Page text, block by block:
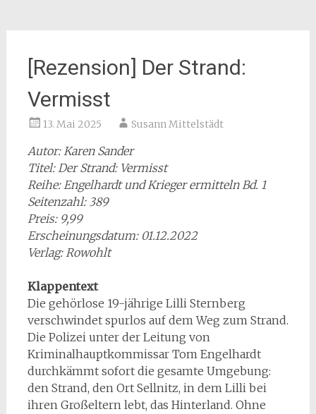
[Rezension] Der Strand:
Vermisst
13. Mai 2025 Susann Mittelstädt
Autor: Karen Sander
Titel: Der Strand: Vermisst
Reihe: Engelhardt und Krieger ermitteln Bd. 1
Seitenzahl: 389
Preis: 9,99
Erscheinungsdatum: 01.12.2022
Verlag: Rowohlt
Klappentext
Die gehörlose 19-jährige Lilli Sternberg
verschwindet spurlos auf dem Weg zum Strand.
Die Polizei unter der Leitung von
Kriminalhauptkommissar Tom Engelhardt
durchkämmt sofort die gesamte Umgebung:
den Strand, den Ort Sellnitz, in dem Lilli bei
ihren Großeltern lebt, das Hinterland. Ohne